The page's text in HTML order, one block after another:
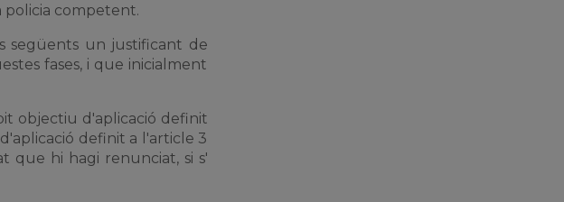
policia competent.
següents un justificant de
fases, i que inicialment
objectiu d'aplicació definit
definit a l'article 3
que hi hagi renunciat, si s'